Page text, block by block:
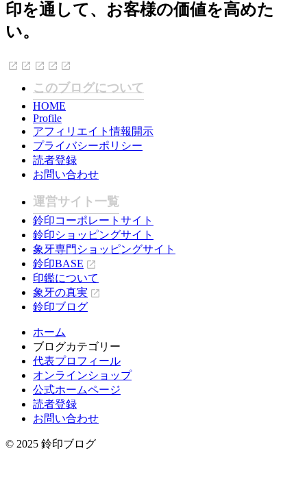
印を通して、お客様の価値を高めた
い。
このブログについて
HOME
Profile
アフィリエイト情報開示
プライバシーポリシー
読者登録
お問い合わせ
運営サイト一覧
鈴印コーポレートサイト
鈴印ショッピングサイト
象牙専門ショッピングサイト
鈴印BASE
印鑑について
象牙の真実
鈴印ブログ
ホーム
ブログカテゴリー
代表プロフィール
オンラインショップ
公式ホームページ
読者登録
お問い合わせ
© 2025 鈴印ブログ